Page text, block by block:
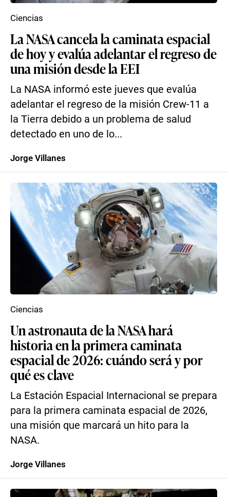
La NASA cancela la caminata espacial
de hoy y evalúa adelantar el regreso de
una misión desde la EEI
La NASA informó este jueves que evalúa
adelantar el regreso de la misión Crew-11 a
la Tierra debido a un problema de salud
detectado en uno de lo...
Ciencias
Jorge Villanes
Un astronauta de la NASA hará
historia en la primera caminata
espacial de 2026: cuándo será y por
qué es clave
La Estación Espacial Internacional se prepara
para la primera caminata espacial de 2026,
una misión que marcará un hito para la
NASA.
Ciencias
Jorge Villanes